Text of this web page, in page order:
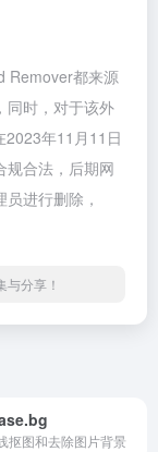
Remover都来源
同时，对于该外
2023年11月11日
规合法，后期网
进行删除，
分享！
抠图和去除图片背景